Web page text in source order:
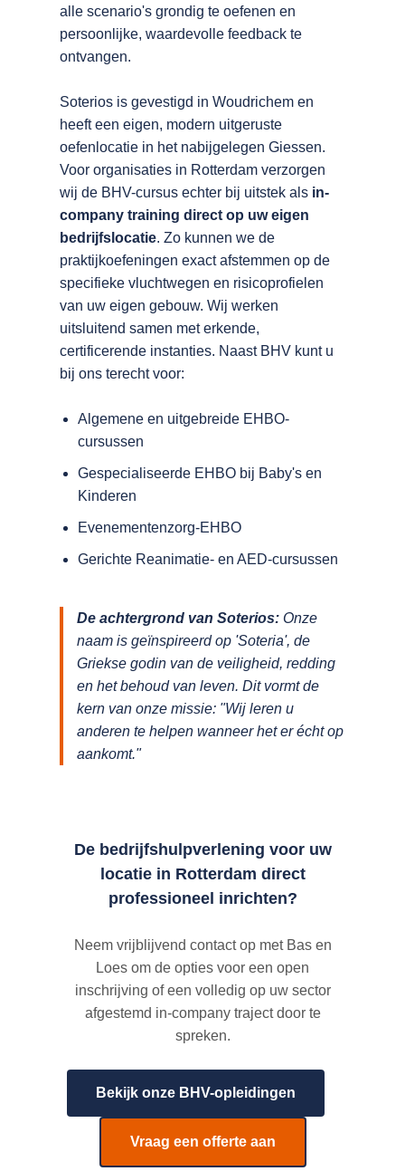
alle scenario's grondig te oefenen en
persoonlijke, waardevolle feedback te
ontvangen.
Soterios is gevestigd in Woudrichem en
heeft een eigen, modern uitgeruste
oefenlocatie in het nabijgelegen Giessen.
Voor organisaties in Rotterdam verzorgen
wij de BHV-cursus echter bij uitstek als in-
company training direct op uw eigen
bedrijfslocatie. Zo kunnen we de
praktijkoefeningen exact afstemmen op de
specifieke vluchtwegen en risicoprofielen
van uw eigen gebouw. Wij werken
uitsluitend samen met erkende,
certificerende instanties. Naast BHV kunt u
bij ons terecht voor:
Algemene en uitgebreide EHBO-
cursussen
Gespecialiseerde EHBO bij Baby's en
Kinderen
Evenementenzorg-EHBO
Gerichte Reanimatie- en AED-cursussen
De achtergrond van Soterios: Onze
naam is geïnspireerd op 'Soteria', de
Griekse godin van de veiligheid, redding
en het behoud van leven. Dit vormt de
kern van onze missie: "Wij leren u
anderen te helpen wanneer het er écht op
aankomt."
De bedrijfshulpverlening voor uw
locatie in Rotterdam direct
professioneel inrichten?
Neem vrijblijvend contact op met Bas en
Loes om de opties voor een open
inschrijving of een volledig op uw sector
afgestemd in-company traject door te
spreken.
Bekijk onze BHV-opleidingen
Vraag een offerte aan